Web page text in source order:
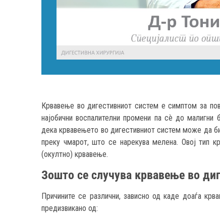
Крвавење во дигестивниот систем е симптом за
најобични воспалителни промени па сè до малигни
дека крвавењето во дигестивниот систем може да
преку чмарот, што се нарекува мелена. Овој тип
(окултно) крвавење.
Зошто се случува крвавење во
Причините се различни, зависно од каде доаѓа
предизвикано од: